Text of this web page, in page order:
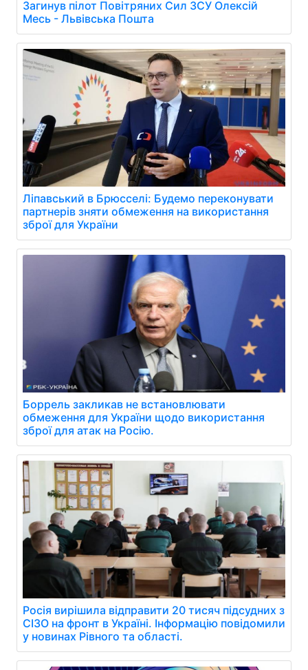
Загинув пілот Повітряних Сил ЗСУ Олексій
Месь - Львівська Пошта
Ліпавський в Брюсселі: Будемо переконувати
партнерів зняти обмеження на використання
зброї для України
Боррель закликав не встановлювати
обмеження для України щодо використання
зброї для атак на Росію.
Росія вирішила відправити 20 тисяч підсудних з
СІЗО на фронт в Україні. Інформацію повідомили
у новинах Рівного та області.